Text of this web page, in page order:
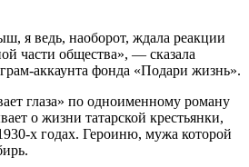
я ведь, наоборот, ждала реакции
части общества», — сказала
аккаунта фонда «Подари жизнь».
глаза» по одноименному роману
о жизни татарской крестьянки,
х годах. Героиню, мужа которой